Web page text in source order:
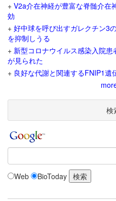
+ V2a介在神経が豊富な脊髄介在
効
+ 好中球を呼び出すガレクチン3
を抑制しうる
+ 新型コロナウイルス感染入院
が見られた
+ 良好な代謝と関連するFNIP1遺
検
Web BioToday